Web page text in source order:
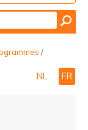
/
NL FR